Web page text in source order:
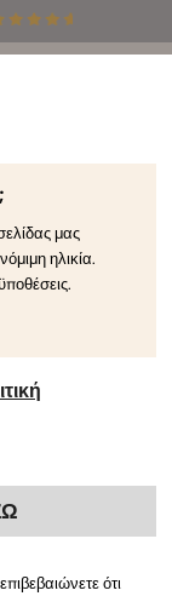
Queen Seeds
μας
ηλικία.
ότι